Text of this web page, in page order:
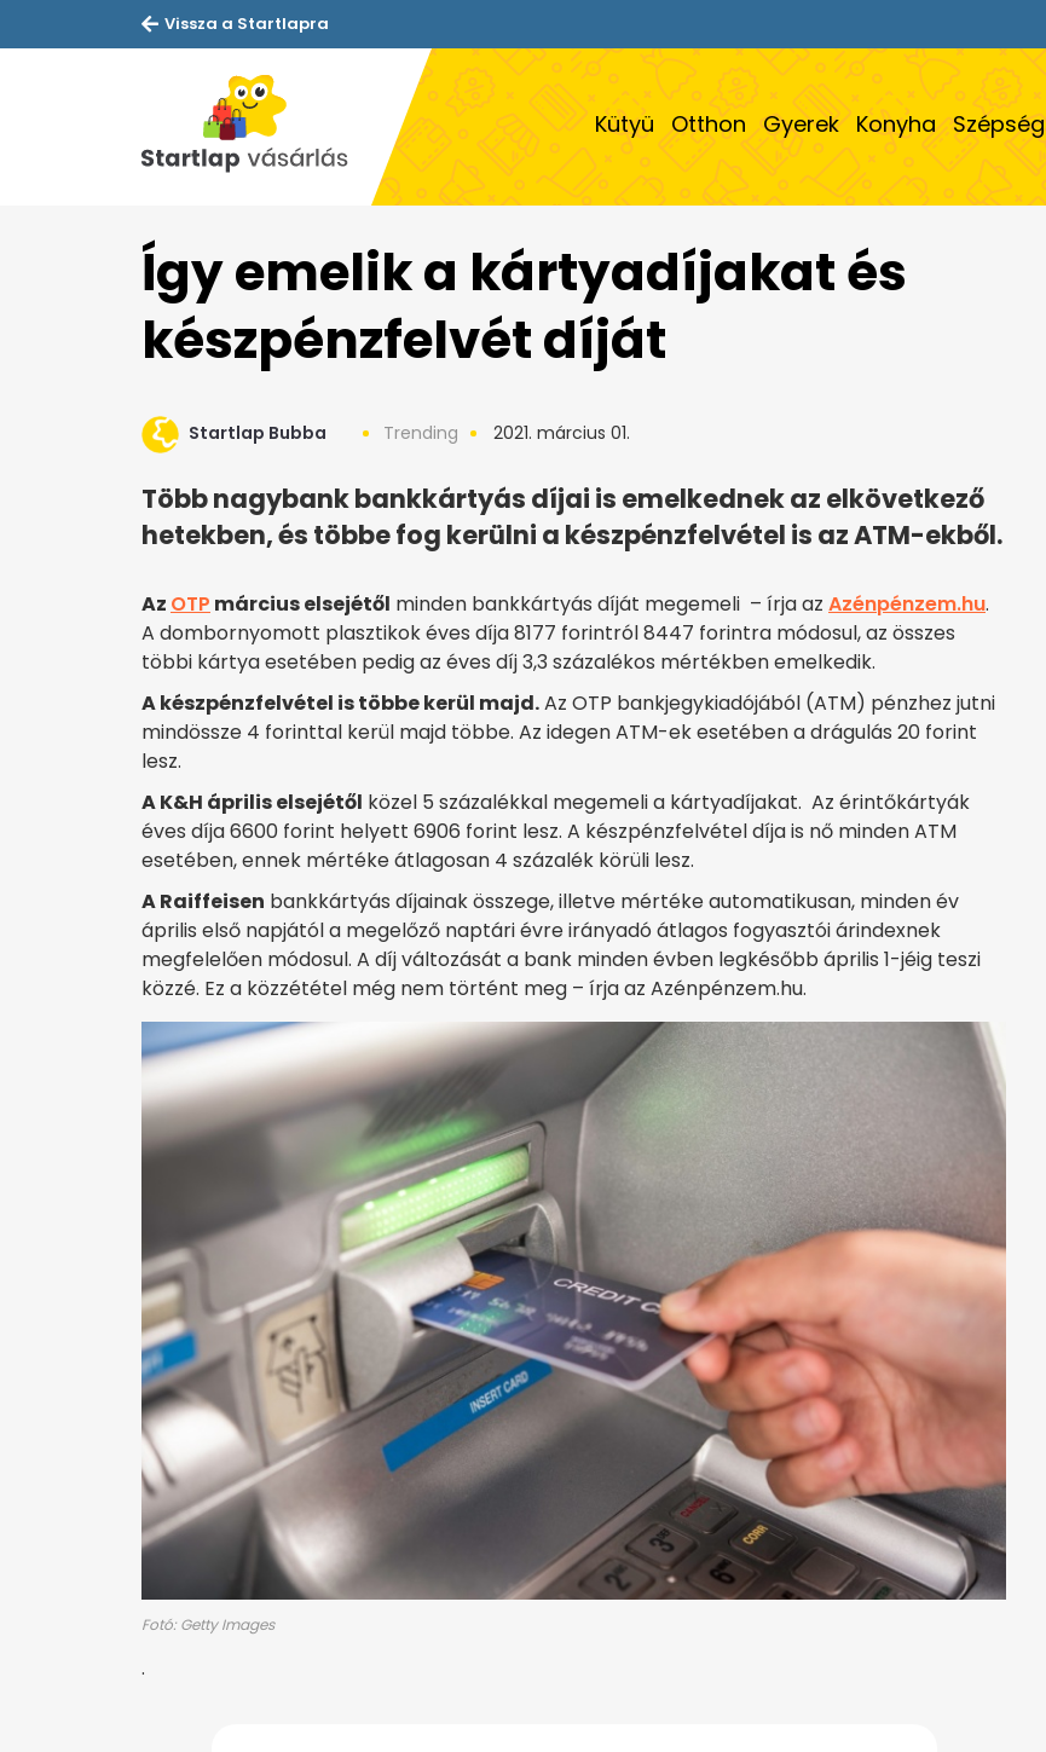
Vissza a Startlapra
Kütyü Otthon Gyerek Konyha Szépség
Így emelik a kártyadíjakat és
készpénzfelvét díját
Startlap Bubba Trending 2021. március 01.
Több nagybank bankkártyás díjai is emelkednek az elkövetkező
hetekben, és többe fog kerülni a készpénzfelvétel is az ATM-ekből.
Az OTP március elsejétől minden bankkártyás díját megemeli – írja az Azénpénzem.hu.
A dombornyomott plasztikok éves díja 8177 forintról 8447 forintra módosul, az összes
többi kártya esetében pedig az éves díj 3,3 százalékos mértékben emelkedik.
A készpénzfelvétel is többe kerül majd.Az OTP bankjegykiadójából (ATM) pénzhez jutni
mindössze 4 forinttal kerül majd többe. Az idegen ATM-ek esetében a drágulás 20 forint
lesz.
A K&H április elsejétől közel 5 százalékkal megemeli a kártyadíjakat. Az érintőkártyák
éves díja 6600 forint helyett 6906 forint lesz. A készpénzfelvétel díja is nő minden ATM
esetében, ennek mértéke átlagosan 4 százalék körüli lesz.
A Raiffeisen bankkártyás díjainak összege, illetve mértéke automatikusan, minden év
április első napjától a megelőző naptári évre irányadó átlagos fogyasztói árindexnek
megfelelően módosul. A díj változását a bank minden évben legkésőbb április 1-jéig teszi
közzé. Ez a közzététel még nem történt meg – írja az Azénpénzem.hu.
Fotó: Getty Images
.